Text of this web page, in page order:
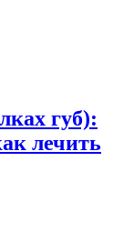
губ):
лечить